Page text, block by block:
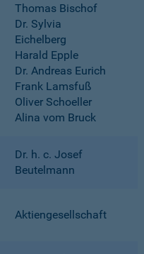
Thomas Bischof
Dr. Sylvia
Eichelberg
Harald Epple
Dr. Andreas Eurich
Frank Lamsfuß
Oliver Schoeller
Alina vom Bruck
Dr. h. c. Josef
Beutelmann
Aktiengesellschaft